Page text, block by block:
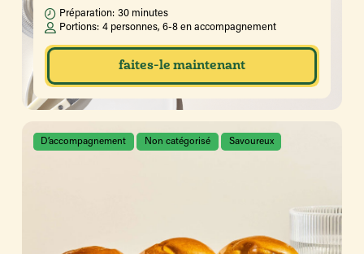
Préparation: 30 minutes
Portions: 4 personnes, 6-8 en accompagnement
faites-le maintenant
D’accompagnement Non catégorisé Savoureux